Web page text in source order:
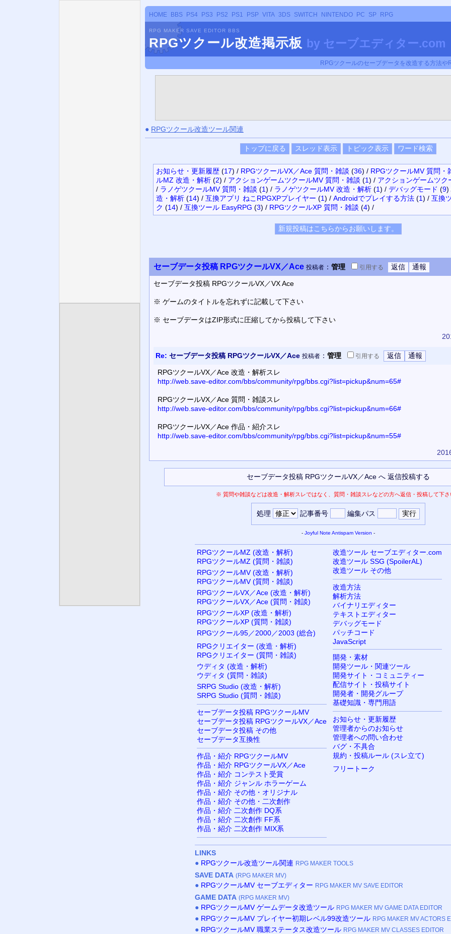
HOME BBS PS4 PS3 PS2 PS1 PSP VITA 3DS SWITCH NINTENDO PC SP RPG
RPG MAKER SAVE EDITOR BBS
RPGツクール改造掲示板 by セーブエディター.com
RPGツクールのセーブデータを改造する方法や
● RPGツクール改造ツール関連
お知らせ・更新履歴 (17) / RPGツクールVX／Ace 質問・雑談 (36) / RPGツクールMV 質問・
ルMZ 改造・解析 (2) / アクションゲームツクールMV 質問・雑談 (1) / アクションゲームツク
/ ラノゲツクールMV 質問・雑談 (1) / ラノゲツクールMV 改造・解析 (1) / デバッグモード (9)
造・解析 (14) / 互換アプリ ねこRPGXPプレイヤー (1) / Androidでプレイする方法 (1) / 互換
ク (14) / 互換ツール EasyRPG (3) / RPGツクールXP 質問・雑談 (4) /
セーブデータ投稿 RPGツクールVX／Ace 投稿者 ： 管理 引用する
セーブデータ投稿 RPGツクールVX／VX Ace
※ ゲームのタイトルを忘れずに記載して下さい
※ セーブデータはZIP形式に圧縮してから投稿して下さい
Re: セーブデータ投稿 RPGツクールVX／Ace 投稿者 ： 管理 引用する
RPGツクールVX／Ace 改造・解析スレ
http://web.save-editor.com/bbs/community/rpg/bbs.cgi?list=pickup&num=65#
RPGツクールVX／Ace 質問・雑談スレ
http://web.save-editor.com/bbs/community/rpg/bbs.cgi?list=pickup&num=66#
RPGツクールVX／Ace 作品・紹介スレ
http://web.save-editor.com/bbs/community/rpg/bbs.cgi?list=pickup&num=55#
※ 質問や雑談などは改造・解析スレではなく、質問・雑談スレなどの方へ返信・投稿して下さ
処理 記事番号 編集パス
- Joyful Note Antispam Version -
RPGツクールMZ (改造・解析)
RPGツクールMZ (質問・雑談)
RPGツクールMV (改造・解析)
RPGツクールMV (質問・雑談)
RPGツクールVX／Ace (改造・解析)
RPGツクールVX／Ace (質問・雑談)
RPGツクールXP (改造・解析)
RPGツクールXP (質問・雑談)
RPGツクール95／2000／2003 (総合)
RPGクリエイター (改造・解析)
RPGクリエイター (質問・雑談)
ウディタ (改造・解析)
ウディタ (質問・雑談)
SRPG Studio (改造・解析)
SRPG Studio (質問・雑談)
セーブデータ投稿 RPGツクールMV
セーブデータ投稿 RPGツクールVX／Ace
セーブデータ投稿 その他
セーブデータ互換性
作品・紹介 RPGツクールMV
作品・紹介 RPGツクールVX／Ace
作品・紹介 コンテスト受賞
作品・紹介 ジャンル ホラーゲーム
作品・紹介 その他・オリジナル
作品・紹介 その他・二次創作
作品・紹介 二次創作 DQ系
作品・紹介 二次創作 FF系
作品・紹介 二次創作 MIX系
改造ツール セーブエディター.com
改造ツール SSG (SpoilerAL)
改造ツール その他
改造方法
解析方法
バイナリエディター
テキストエディター
デバッグモード
パッチコード
JavaScript
開発・素材
開発ツール・関連ツール
開発サイト・コミュニティー
配信サイト・投稿サイト
開発者・開発グループ
基礎知識・専門用語
お知らせ・更新履歴
管理者からのお知らせ
管理者への問い合わせ
バグ・不具合
規約・投稿ルール (スレ立て)
フリートーク
LINKS
● RPGツクール改造ツール関連 RPG MAKER TOOLS
SAVE DATA (RPG MAKER MV)
● RPGツクールMV セーブエディター RPG MAKER MV SAVE EDITOR
GAME DATA (RPG MAKER MV)
● RPGツクールMV ゲームデータ改造ツール RPG MAKER MV GAME DATA EDITOR
● RPGツクールMV プレイヤー初期レベル99改造ツール RPG MAKER MV ACTORS
● RPGツクールMV 職業ステータス改造ツール RPG MAKER MV CLASSES EDITOR